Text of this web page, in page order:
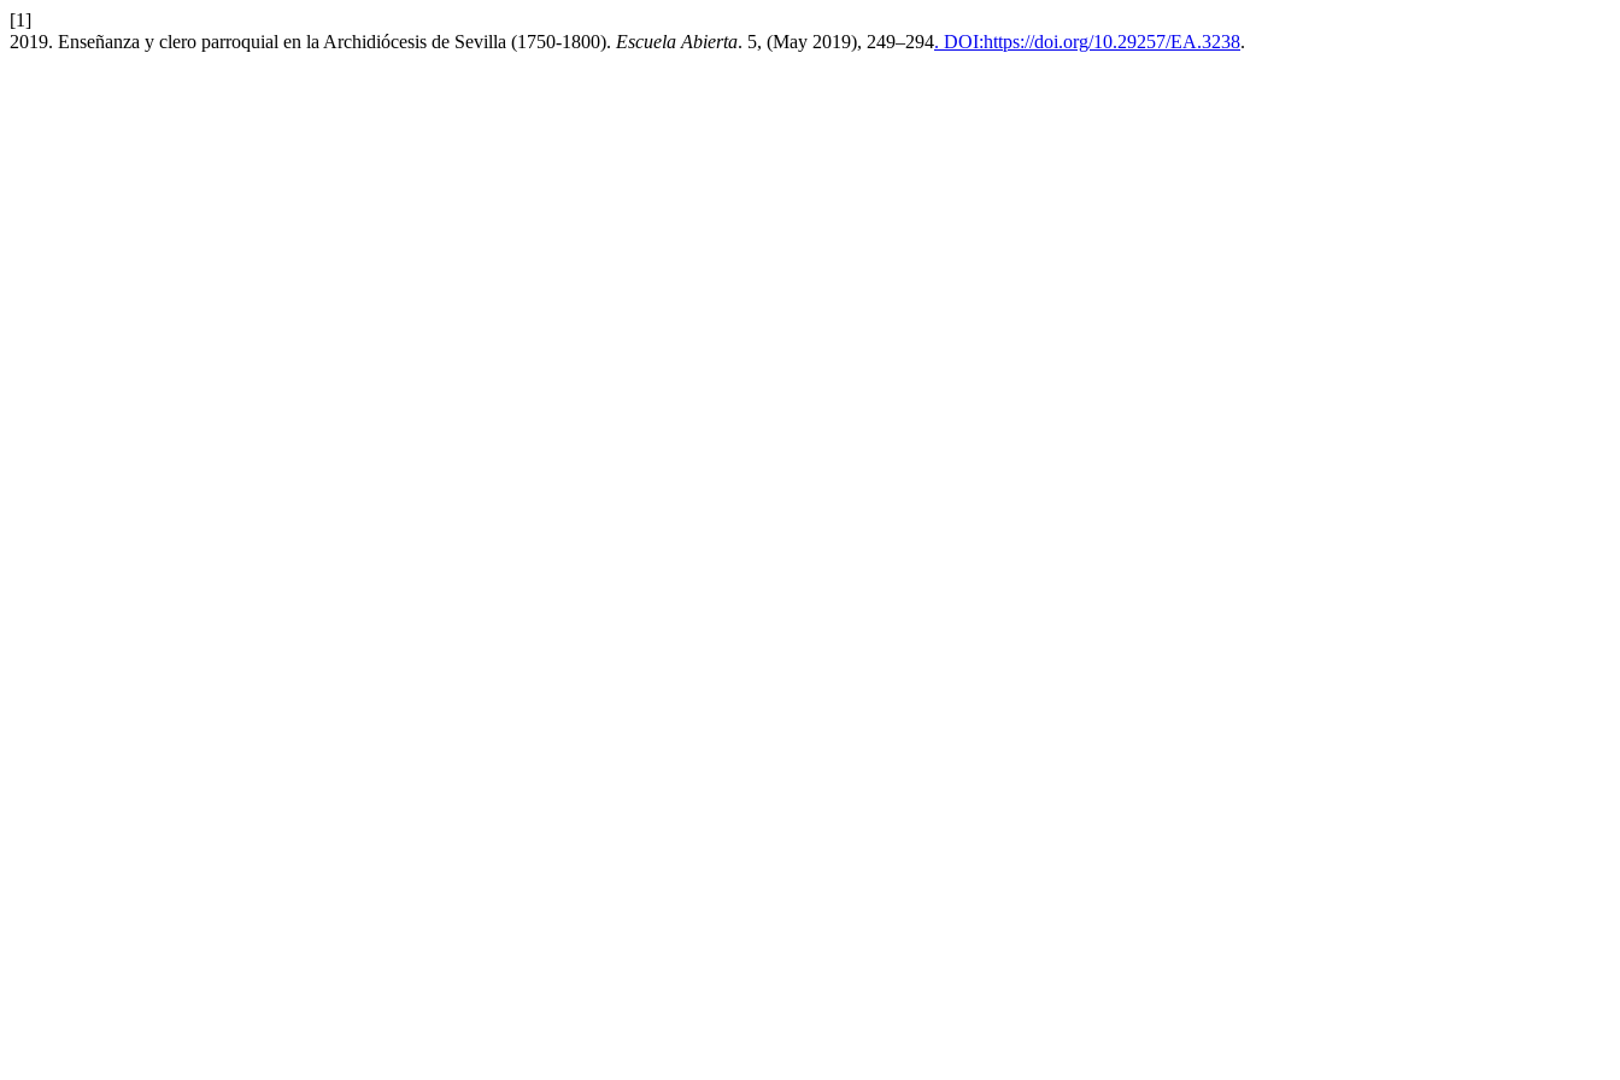
[1]
2019. Enseñanza y clero parroquial en la Archidiócesis de Sevilla (1750-1800). Escuela Abierta. 5, (May 2019), 249–294. DOI:https://doi.org/10.29257/EA.3238.